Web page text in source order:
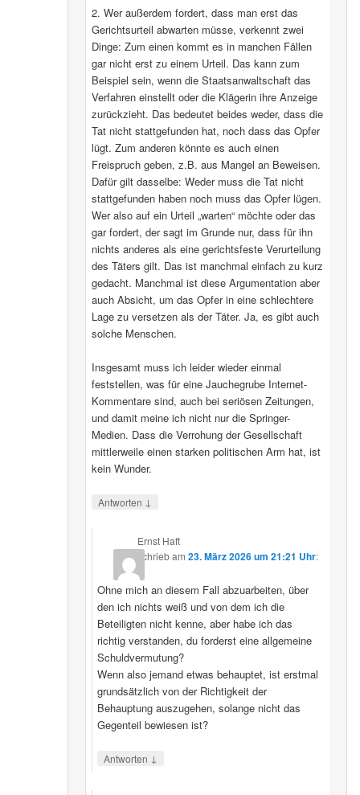
2. Wer außerdem fordert, dass man erst das
Gerichtsurteil abwarten müsse, verkennt zwei
Dinge: Zum einen kommt es in manchen Fällen
gar nicht erst zu einem Urteil. Das kann zum
Beispiel sein, wenn die Staatsanwaltschaft das
Verfahren einstellt oder die Klägerin ihre Anzeige
zurückzieht. Das bedeutet beides weder, dass die
Tat nicht stattgefunden hat, noch dass das Opfer
lügt. Zum anderen könnte es auch einen
Freispruch geben, z.B. aus Mangel an Beweisen.
Dafür gilt dasselbe: Weder muss die Tat nicht
stattgefunden haben noch muss das Opfer lügen.
Wer also auf ein Urteil „warten“ möchte oder das
gar fordert, der sagt im Grunde nur, dass für ihn
nichts anderes als eine gerichtsfeste Verurteilung
des Täters gilt. Das ist manchmal einfach zu kurz
gedacht. Manchmal ist diese Argumentation aber
auch Absicht, um das Opfer in eine schlechtere
Lage zu versetzen als der Täter. Ja, es gibt auch
solche Menschen.
Insgesamt muss ich leider wieder einmal
feststellen, was für eine Jauchegrube Internet-
Kommentare sind, auch bei seriösen Zeitungen,
und damit meine ich nicht nur die Springer-
Medien. Dass die Verrohung der Gesellschaft
mittlerweile einen starken politischen Arm hat, ist
kein Wunder.
Antworten ↓
Ernst Haft
schriebam23. März 2026 um 21:21 Uhr:
Ohne mich an diesem Fall abzuarbeiten, über
den ich nichts weiß und von dem ich die
Beteiligten nicht kenne, aber habe ich das
richtig verstanden, du forderst eine allgemeine
Schuldvermutung?
Wenn also jemand etwas behauptet, ist erstmal
grundsätzlich von der Richtigkeit der
Behauptung auszugehen, solange nicht das
Gegenteil bewiesen ist?
Antworten ↓